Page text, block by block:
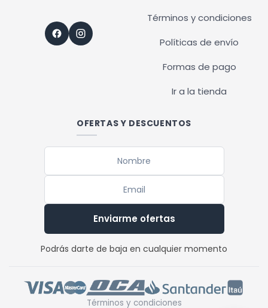
Términos y condiciones
Políticas de envío
Formas de pago
Ir a la tienda
OFERTAS Y DESCUENTOS
Enviarme ofertas
Podrás darte de baja en cualquier momento
Términos y condiciones